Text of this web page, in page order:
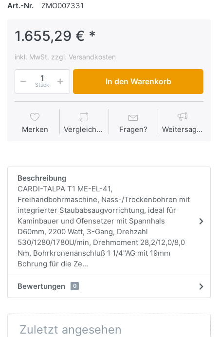
Art.-Nr. ZMO007331
1.655,29 € *
inkl. MwSt. zzgl. Versandkosten
Stück In den Warenkorb
Merken Vergleichen Fragen? Weitersagen
Beschreibung
CARDI-TALPA T1 ME-EL-41,
Freihandbohrmaschine, Nass-/Trockenbohren mit
integrierter Staubabsaugvorrichtung, ideal für
Kaminbauer und Ofensetzer mit Spannhals
D60mm, 2200 Watt, 3-Gang, Drehzahl
530/1280/1780U/min, Drehmoment 28,2/12,0/8,0
Nm, Bohrkronenanschluß 1 1/4"AG mit 19mm
Bohrung für die Ze...
Bewertungen 0
Zuletzt angesehen